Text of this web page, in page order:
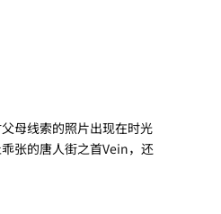
母线索的照片出现在时光
张的唐人街之首Vein，还